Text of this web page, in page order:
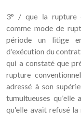
3° / que la rupture
comme mode de
période un litige
d'exécution du
qui a constaté que
rupture
adressé à son
tumultueuses
qu'elle avait refusé